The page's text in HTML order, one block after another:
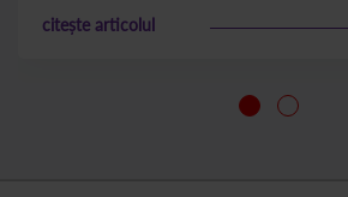
citește articolul